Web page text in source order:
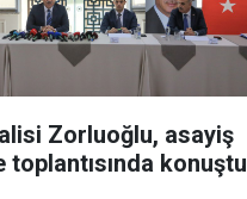
Zorluoğlu, asayiş
konuştu